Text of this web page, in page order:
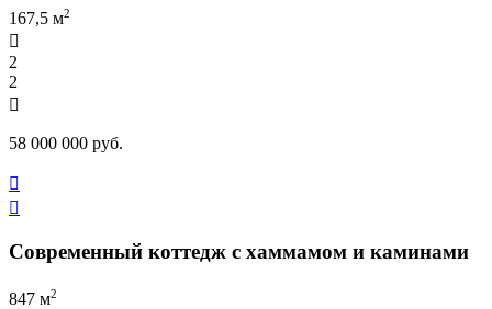
167,5 м2

2
2

58 000 000 руб.


Современный коттедж с хаммамом и каминами
847 м2